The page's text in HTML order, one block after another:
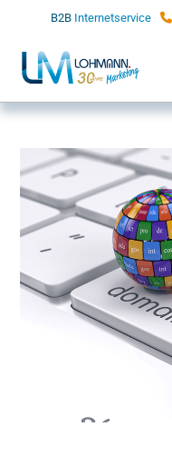
B2B Internetservice